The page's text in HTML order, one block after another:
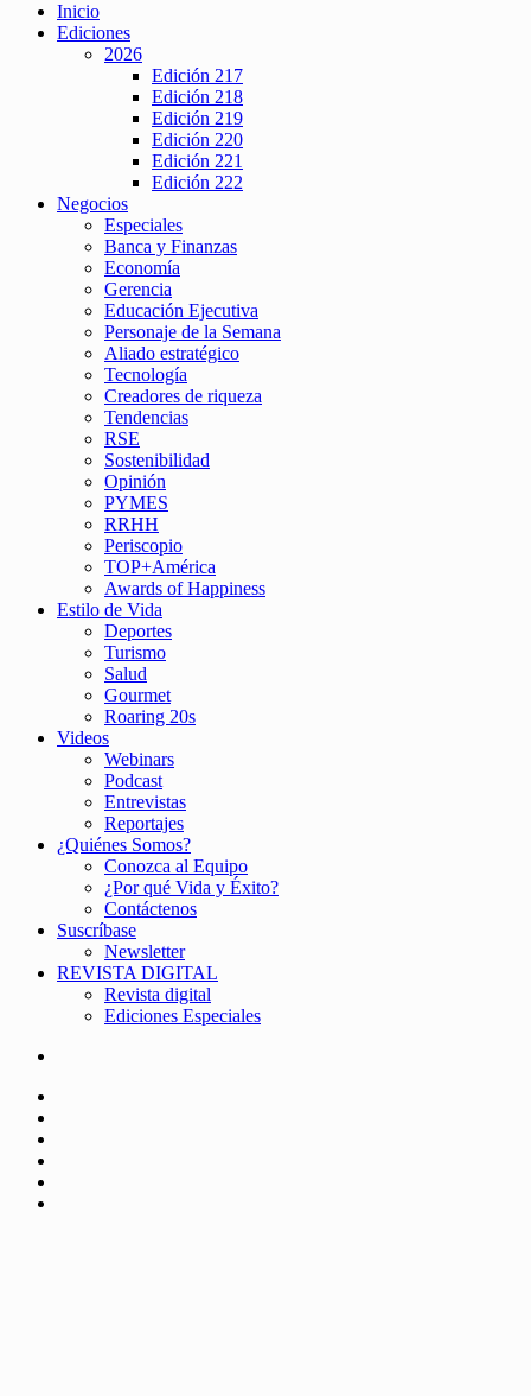
Inicio
Ediciones
2026
Edición 217
Edición 218
Edición 219
Edición 220
Edición 221
Edición 222
Negocios
Especiales
Banca y Finanzas
Economía
Gerencia
Educación Ejecutiva
Personaje de la Semana
Aliado estratégico
Tecnología
Creadores de riqueza
Tendencias
RSE
Sostenibilidad
Opinión
PYMES
RRHH
Periscopio
TOP+América
Awards of Happiness
Estilo de Vida
Deportes
Turismo
Salud
Gourmet
Roaring 20s
Videos
Webinars
Podcast
Entrevistas
Reportajes
¿Quiénes Somos?
Conozca al Equipo
¿Por qué Vida y Éxito?
Contáctenos
Suscríbase
Newsletter
REVISTA DIGITAL
Revista digital
Ediciones Especiales